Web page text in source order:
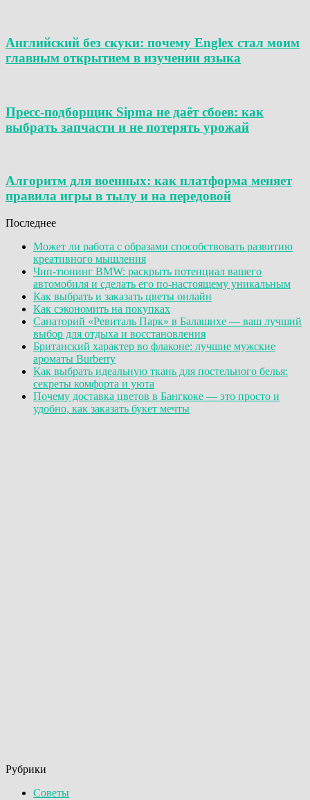
Английский без скуки: почему Englex стал моим
главным открытием в изучении языка
Пресс-подборщик Sipma не даёт сбоев: как
выбрать запчасти и не потерять урожай
Алгоритм для военных: как платформа меняет
правила игры в тылу и на передовой
Последнее
Может ли работа с образами способствовать развитию
креативного мышления
Чип-тюнинг BMW: раскрыть потенциал вашего
автомобиля и сделать его по-настоящему уникальным
Как выбрать и заказать цветы онлайн
Как сэкономить на покупках
Санаторий «Ревиталь Парк» в Балашихе — ваш лучший
выбор для отдыха и восстановления
Британский характер во флаконе: лучшие мужские
ароматы Burberry
Как выбрать идеальную ткань для постельного белья:
секреты комфорта и уюта
Почему доставка цветов в Бангкоке — это просто и
удобно, как заказать букет мечты
Рубрики
Советы